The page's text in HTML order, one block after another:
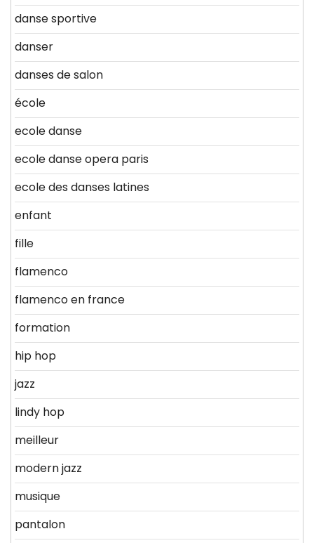
danse sportive
danser
danses de salon
école
ecole danse
ecole danse opera paris
ecole des danses latines
enfant
fille
flamenco
flamenco en france
formation
hip hop
jazz
lindy hop
meilleur
modern jazz
musique
pantalon